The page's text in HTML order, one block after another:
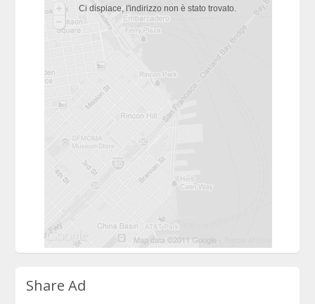
Ci dispiace, l'indirizzo non è stato trovato.
Share Ad